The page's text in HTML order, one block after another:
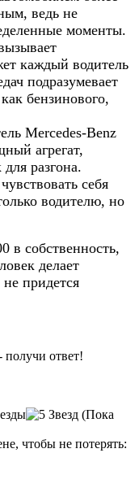
ведь не
моменты.
каждый водитель
подразумевает
бензинового,
Mercedes-Benz
агрегат,
разгона.
себя
водителю, но
в собственность,
делает
придется
получи ответ!
(Пока
чтобы не потерять: